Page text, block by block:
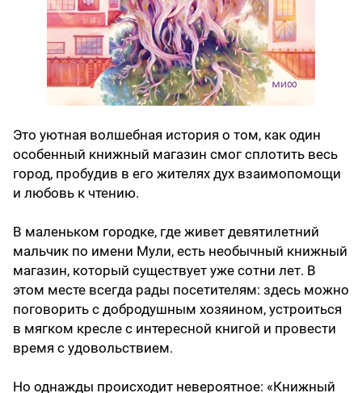
Это уютная волшебная история о том, как один
особенный книжный магазин смог сплотить весь
город, пробудив в его жителях дух взаимопомощи
и любовь к чтению.
В маленьком городке, где живет девятилетний
мальчик по имени Мули, есть необычный книжный
магазин, который существует уже сотни лет. В
этом месте всегда рады посетителям: здесь можно
поговорить с добродушным хозяином, устроиться
в мягком кресле с интересной книгой и провести
время с удовольствием.
Но однажды происходит невероятное: «Книжный